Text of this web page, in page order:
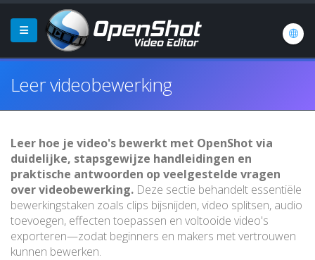
Leer videobewerking
Leer hoe je video's bewerkt met OpenShot via
duidelijke, stapsgewijze handleidingen en
praktische antwoorden op veelgestelde vragen
over videobewerking. Deze sectie behandelt essentiële
bewerkingstaken zoals clips bijsnijden, video splitsen, audio
toevoegen, effecten toepassen en voltooide video's
exporteren—zodat beginners en makers met vertrouwen
kunnen bewerken.